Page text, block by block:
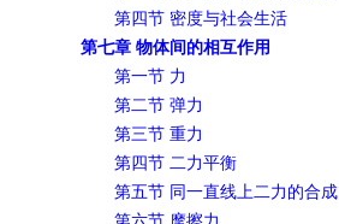
第四节 密度与社会生活
第七章 物体间的相互作用
第一节 力
第二节 弹力
第三节 重力
第四节 二力平衡
第五节 同一直线上二力的合成